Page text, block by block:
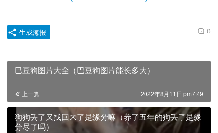
0
生成海报
巴豆狗图片大全（巴豆狗图片能长多大）
上一篇 2022年8月11日 pm7:49
狗狗丢了又找回来了是缘分嘛（养了五年的狗丢了是缘
分尽了吗）